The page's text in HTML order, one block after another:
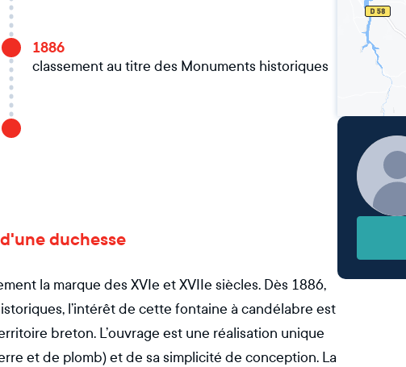
1886
classement au titre des Monuments historiques
duchesse
la marque des XVIe et XVIIe siècles. Dès 1886,
l’intérêt de cette fontaine à candélabre est
breton. L’ouvrage est une réalisation unique
et de plomb) et de sa simplicité de conception. La